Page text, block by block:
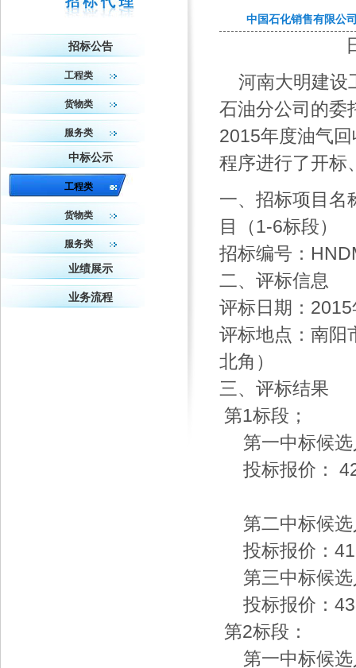
中国石化销售有限公
河南大明建设
石油分公司的委
2015年度油气
程序进行了开标
一、招标项目名
目（1-6标段）
招标编号：
二、评标信息
评标日期：
评标地点：南阳
北角）
三、评标结果
第1标段；
第一中标候选
投标报价：
第二中标候选
投标报价：
第三中标候选
投标报价：
第2标段：
第一中标候
招标公告
工程类
货物类
服务类
中标公示
工程类
货物类
服务类
业绩展示
业务流程